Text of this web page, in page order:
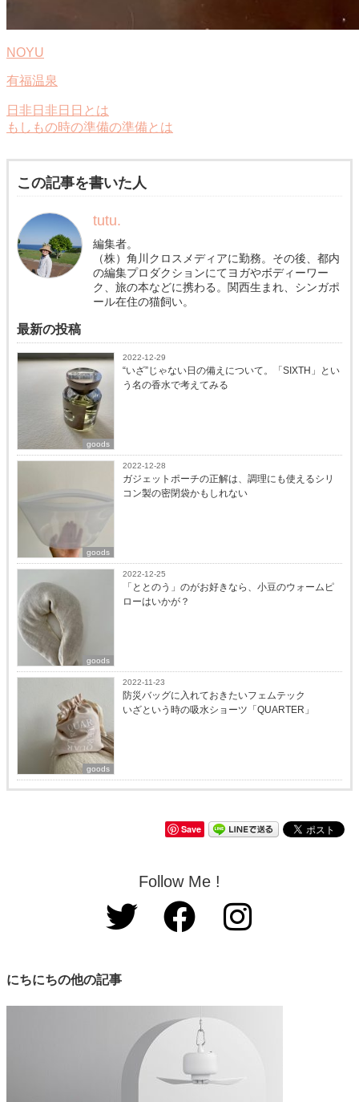
NOYU
有福温泉
日非日非日日とは
もしもの時の準備の準備とは
この記事を書いた人
tutu.
編集者。
（株）角川クロスメディアに勤務。その後、都内
の編集プロダクションにてヨガやボディーワー
ク、旅の本などに携わる。関西生まれ、シンガポ
ール在住の猫飼い。
最新の投稿
goods
2022-12-29
“いざ”じゃない日の備えについて。「SIXTH」とい
う名の香水で考えてみる
goods
2022-12-28
ガジェットポーチの正解は、調理にも使えるシリ
コン製の密閉袋かもしれない
goods
2022-12-25
「ととのう」のがお好きなら、小豆のウォームピ
ローはいかが？
goods
2022-11-23
防災バッグに入れておきたいフェムテック
いざという時の吸水ショーツ「QUARTER」
Save
Follow Me !
にちにちの他の記事